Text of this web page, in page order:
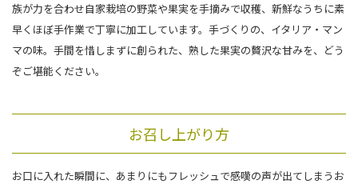
族が力を合わせ自家栽培の野菜や果実を手摘みで収穫、新鮮なうちに素
早くほぼ手作業で丁寧に加工しています。手づくりの、イタリア・マン
マの味。手間を惜しまずに創られた、熟した果実の贅沢な甘みを、どう
ぞご堪能ください。
お召し上がり方
お口に入れた瞬間に、あまりにもフレッシュで感嘆の声が出てしまうお